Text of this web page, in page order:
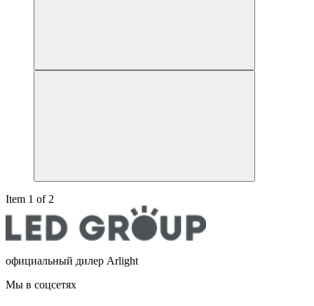
Item 1 of 2
официальный дилер Arlight
Мы в соцсетях